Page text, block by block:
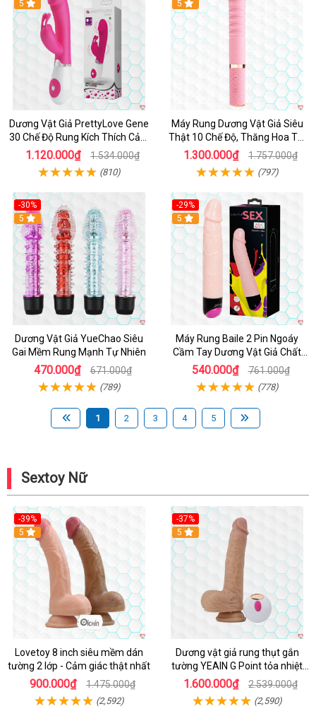
Hot
5
Dương Vật Giả PrettyLove Gene
30 Chế Độ Rung Kích Thích Cảm
Biến Âm Thanh
1.120.000₫ 1.534.000₫
(810)
Hot
5
Máy Rung Dương Vật Giả Siêu
Thật 10 Chế Độ, Thăng Hoa Tối
Ưu
1.300.000₫ 1.757.000₫
(797)
-30%
Hot
5
Dương Vật Giả YueChao Siêu
Gai Mềm Rung Mạnh Tự Nhiên
470.000₫ 671.000₫
(789)
-29%
Hot
5
Máy Rung Baile 2 Pin Ngoáy
Cầm Tay Dương Vật Giả Chất
Lượng
540.000₫ 761.000₫
(778)
1 2 3 4 5
Sextoy Nữ
-39%
Hot
5
Lovetoy 8 inch siêu mềm dán
tường 2 lớp - Cảm giác thật nhất
900.000₫ 1.475.000₫
(2,592)
-37%
5
Dương vật giả rung thụt gắn
tường YEAIN G Point tỏa nhiệt
điều khiển từ xa
1.600.000₫ 2.539.000₫
(2,590)